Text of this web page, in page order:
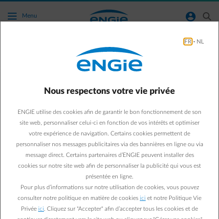
Accéder au contenu principal
Menu normal-account-circle search
Puis-je souscrire en ligne un contrat séparé
pour ma consommation ou mon injection ?
prélèvement réel et votre injection.
Cependant, si vous souhaitez conclure un contrat uniquement pour
votre injection (vous avez un contrat pour votre prélèvement
auprès d'un autre fournisseur) ou uniquement pour votre
prélèvement (vous avez un contrat pour votre injection auprès d'un
autre fournisseur), veuillez contacter notre service client. Zij helpen
je graag verder om je nieuwe contract in orde te brengen.
Vous êtes client d'ENGIE et vous venez d'installer des panneaux
solaires (et vous avez déjà un compteur digital) ? Veuillez également
FR - NL
Nous respectons votre vie privée
ENGIE utilise des cookies afin de garantir le bon fonctionnement de son
site web, personnaliser celui-ci en fonction de vos intérêts et optimiser
votre expérience de navigation. Certains cookies permettent de
personnaliser nos messages publicitaires via des bannières en ligne ou via
message direct. Certains partenaires d’ENGIE peuvent installer des
cookies sur notre site web afin de personnaliser la publicité qui vous est
présentée en ligne.
Pour plus d’informations sur notre utilisation de cookies, vous pouvez
consulter notre politique en matière de cookies ici et notre Politique Vie
Privée ici . Cliquez sur "Accepter" afin d’accepter tous les cookies et de